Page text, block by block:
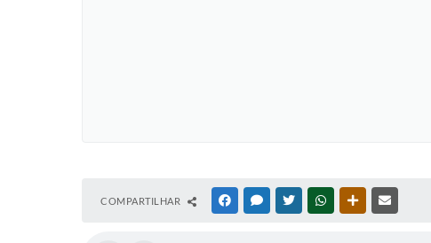
COMPARTILHAR FACEBOOKMESSENGER
TWITTERWHATSAPPOUTRAS MÍDIAS